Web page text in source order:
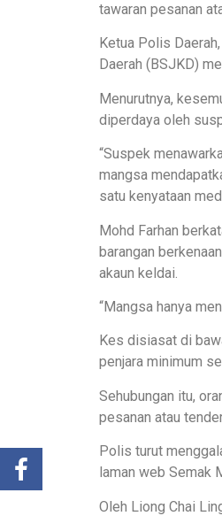
tawaran pesanan
Ketua Polis
Daerah (BSJKD)
Menurutnya,
diperdaya oleh
“Suspek
mangsa
satu kenyataan
Mohd Farhan
barangan
akaun keldai.
“Mangsa hanya
Kes disiasat di
penjara minimum
Sehubungan itu,
pesanan atau
Polis turut
laman web Semak
Oleh Liong Chai